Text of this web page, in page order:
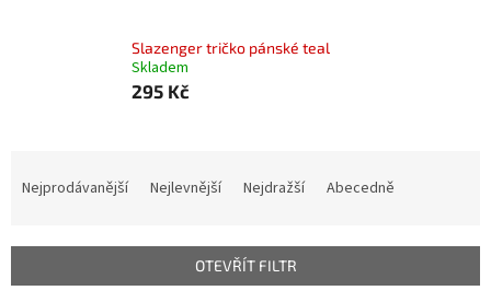
Slazenger tričko pánské teal
Skladem
295 Kč
í
Nejprodávanější Nejlevnější Nejdražší Abecedně
OTEVŘÍT FILTR